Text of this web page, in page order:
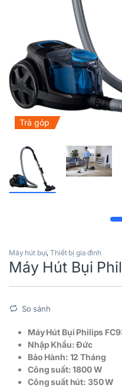
Trả góp
Máy hút bụi,Thiết bị gia đình
Máy Hút Bụi
So sánh
Máy Hút Bụi Philips
Nhập Khẩu: Đức
Bảo Hành: 12 Tháng
Công suất: 1800 W
Công suất hút: 350 W